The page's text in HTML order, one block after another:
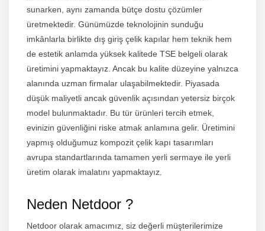
sunarken, aynı zamanda bütçe dostu çözümler
üretmektedir. Günümüzde teknolojinin sunduğu
imkânlarla birlikte dış giriş çelik kapılar hem teknik hem
de estetik anlamda yüksek kalitede TSE belgeli olarak
üretimini yapmaktayız. Ancak bu kalite düzeyine yalnızca
alanında uzman firmalar ulaşabilmektedir. Piyasada
düşük maliyetli ancak güvenlik açısından yetersiz birçok
model bulunmaktadır. Bu tür ürünleri tercih etmek,
evinizin güvenliğini riske atmak anlamına gelir. Üretimini
yapmış olduğumuz kompozit çelik kapı tasarımları
avrupa standartlarında tamamen yerli sermaye ile yerli
üretim olarak imalatını yapmaktayız.
Neden Netdoor ?
Netdoor olarak amacımız, siz değerli müşterilerimize